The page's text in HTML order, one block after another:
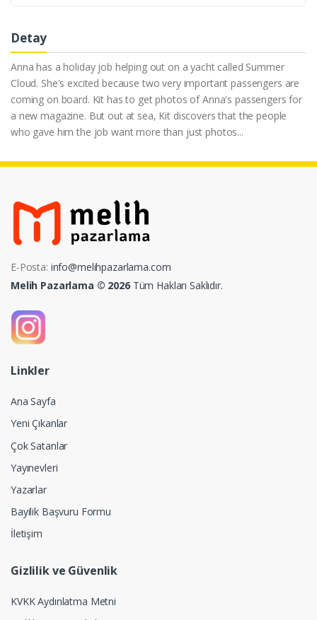
Detay
Anna has a holiday job helping out on a yacht called Summer
Cloud. She's excited because two very important passengers are
coming on board. Kit has to get photos of Anna's passengers for
a new magazine. But out at sea, Kit discovers that the people
who gave him the job want more than just photos...
E-Posta: info@melihpazarlama.com
Melih Pazarlama © 2026Tüm Hakları Saklıdır.
Linkler
Ana Sayfa
Yeni Çıkanlar
Çok Satanlar
Yayınevleri
Yazarlar
Bayilik Başvuru Formu
İletişim
Gizlilik ve Güvenlik
KVKK Aydınlatma Metni